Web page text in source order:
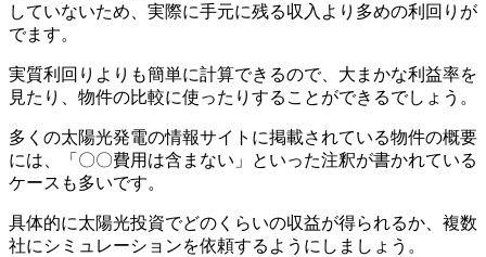
していないため、実際に手元に残る収入より多めの利回りが
でます。
実質利回りよりも簡単に計算できるので、大まかな利益率を
見たり、物件の比較に使ったりすることができるでしょう。
多くの太陽光発電の情報サイトに掲載されている物件の概要
には、「〇〇費用は含まない」といった注釈が書かれている
ケースも多いです。
具体的に太陽光投資でどのくらいの収益が得られるか、複数
社にシミュレーションを依頼するようにしましょう。